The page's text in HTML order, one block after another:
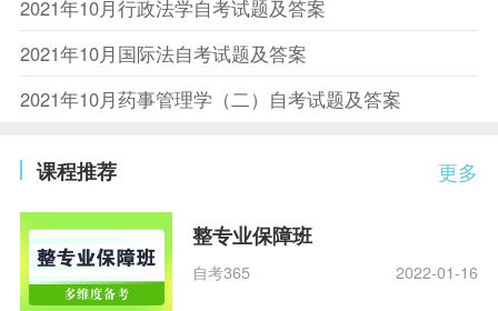
2021年10月行政法学自考试题及答案
2021年10月国际法自考试题及答案
2021年10月药事管理学（二）自考试题及答案
更多
课程推荐
整专业保障班
自考365 2022-01-16